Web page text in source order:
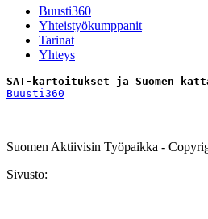
Buusti360
Yhteistyökumppanit
Tarinat
Yhteys
SAT-kartoitukset ja Suomen
Buusti360
Suomen Aktiivisin Työpaikka -
Sivusto: